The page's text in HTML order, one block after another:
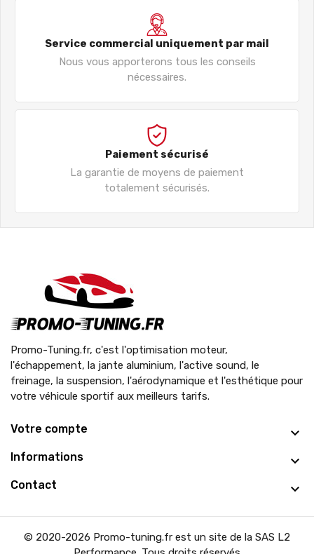
Service commercial uniquement par mail
Nous vous apporterons tous les conseils
nécessaires.
Paiement sécurisé
La garantie de moyens de paiement
totalement sécurisés.
Promo-Tuning.fr, c'est l'optimisation moteur,
l'échappement, la jante aluminium, l'active sound, le
freinage, la suspension, l'aérodynamique et l'esthétique pour
votre véhicule sportif aux meilleurs tarifs.
Votre compte
Informations
Contact
© 2020-2026 Promo-tuning.fr est un site de la SAS L2